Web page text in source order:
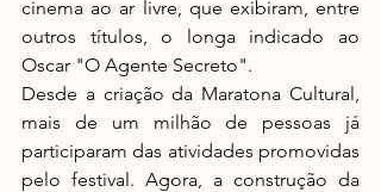
cinema ao ar livre, que exibiram, entre
outros títulos, o longa indicado ao
Oscar "O Agente Secreto".
Desde a criação da Maratona Cultural,
mais de um milhão de pessoas já
participaram das atividades promovidas
pelo festival. Agora, a construção da